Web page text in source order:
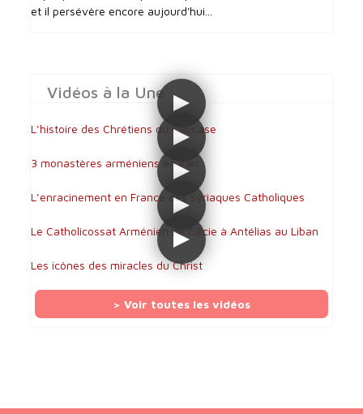
et il persévère encore aujourd'hui...
Vidéos à la Une
L’histoire des Chrétiens du Caucase
3 monastères arméniens en Iran
L’enracinement en France des syriaques Catholiques
Le Catholicossat Arménien de Cilicie à Antélias au Liban
Les icônes des miracles du Christ
> Voir toutes les vidéos